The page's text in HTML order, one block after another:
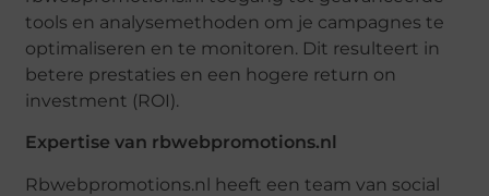
tools en analysemethoden om je campagnes te
optimaliseren en te monitoren. Dit resulteert in
betere prestaties en een hogere return on
investment (ROI).
Expertise van rbwebpromotions.nl
Rbwebpromotions.nl heeft een team van social